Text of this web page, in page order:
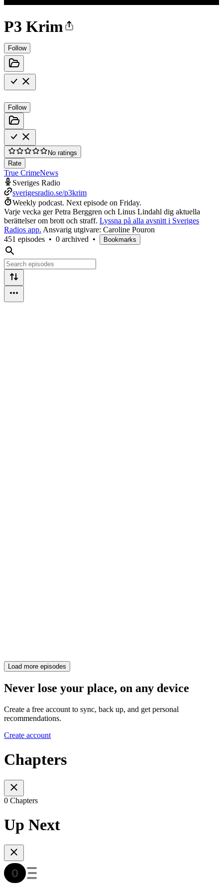
P3 Krim
Follow
Follow
No ratings
Rate
True CrimeNews
Sveriges Radio
sverigesradio.se/p3krim
Weekly podcast. Next episode on Friday.
Varje vecka ger Petra Berggren och Linus Lindahl dig aktuella
berättelser om brott och straff. Lyssna på alla avsnitt i Sveriges
Radios app. Ansvarig utgivare: Caroline Pouron
451 episodes • 0 archived • Bookmarks
Load more episodes
Never lose your place, on any device
Create a free account to sync, back up, and get personal
recommendations.
Create account
Chapters
0 Chapters
Up Next